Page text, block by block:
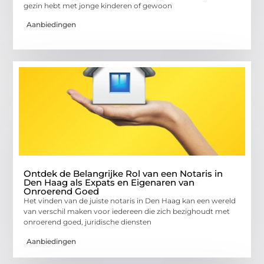
gezin hebt met jonge kinderen of gewoon
Aanbiedingen
Ontdek de Belangrijke Rol van een Notaris in
Den Haag als Expats en Eigenaren van
Onroerend Goed
Het vinden van de juiste notaris in Den Haag kan een wereld
van verschil maken voor iedereen die zich bezighoudt met
onroerend goed, juridische diensten
Aanbiedingen